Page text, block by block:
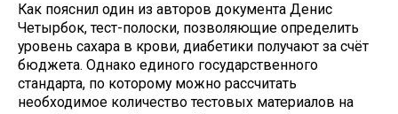
Как пояснил один из авторов документа Денис
Четырбок, тест-полоски, позволяющие определить
уровень сахара в крови, диабетики получают за счёт
бюджета. Однако единого государственного
стандарта, по которому можно рассчитать
необходимое количество тестовых материалов на